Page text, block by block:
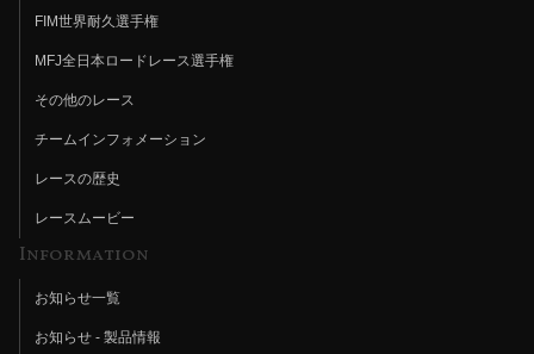
FIM世界耐久選手権
MFJ全日本ロードレース選手権
その他のレース
チームインフォメーション
レースの歴史
レースムービー
Information
お知らせ一覧
お知らせ - 製品情報